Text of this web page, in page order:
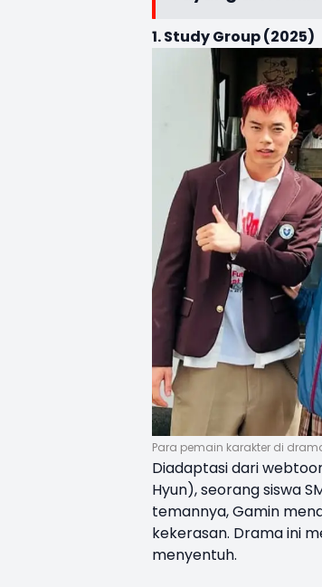
1. Study Group (2025)
Para pemain karakter di
Diadaptasi dari
Hyun), seorang siswa
temannya, Gamin
kekerasan. Drama ini
menyentuh.